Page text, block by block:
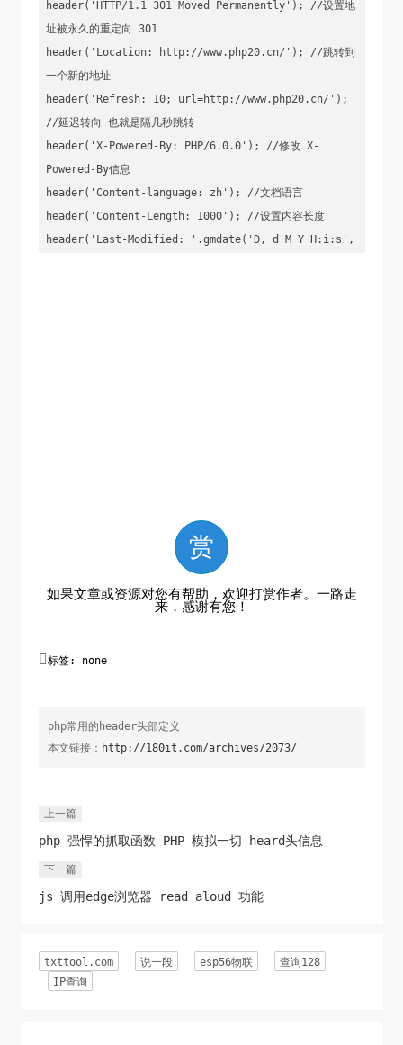
header('HTTP/1.1 301 Moved Permanently'); //设置地
址被永久的重定向 301
header('Location: http://www.php20.cn/'); //跳转到
一个新的地址
header('Refresh: 10; url=http://www.php20.cn/');
//延迟转向 也就是隔几秒跳转
header('X-Powered-By: PHP/6.0.0'); //修改 X-
Powered-By信息
header('Content-language: zh'); //文档语言
header('Content-Length: 1000'); //设置内容长度
header('Last-Modified: '.gmdate('D, d M Y H:i:s',
application/vnd.openxmlformats-
officedocument.spreadsheetml.sheet');
header('Content-Length:
'.filesize('./test.xls'));
header('Content-Transfer-Encoding: binary');
header('Pragma: public');
*内容类型
*/
header('Content-type: text/javascript'); //js文件
header('Content-type: application/json'); //json
header('Content-type: application/pdf'); //pdf
flash'); //
Flash动画header('Content-Type: image/jpeg');
赏
如果文章或资源对您有帮助，欢迎打赏作者。一路走
来，感谢有您！
标签: none
php常用的header头部定义
本文链接： http://180it.com/archives/2073/
上一篇
php 强悍的抓取函数 PHP 模拟一切 heard头信息
下一篇
js 调用edge浏览器 read aloud 功能
txttool.com 说一段 esp56物联
查询128
IP查询